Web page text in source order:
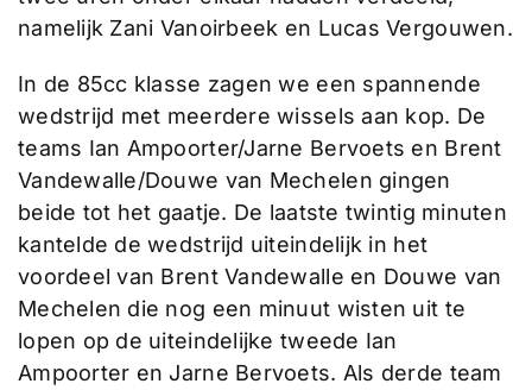
namelijk Zani Vanoirbeek en Lucas Vergouwen.
In de 85cc klasse zagen we een spannende
wedstrijd met meerdere wissels aan kop. De
teams Ian Ampoorter/Jarne Bervoets en Brent
Vandewalle/Douwe van Mechelen gingen
beide tot het gaatje. De laatste twintig minuten
kantelde de wedstrijd uiteindelijk in het
voordeel van Brent Vandewalle en Douwe van
Mechelen die nog een minuut wisten uit te
lopen op de uiteindelijke tweede Ian
Ampoorter en Jarne Bervoets. Als derde team